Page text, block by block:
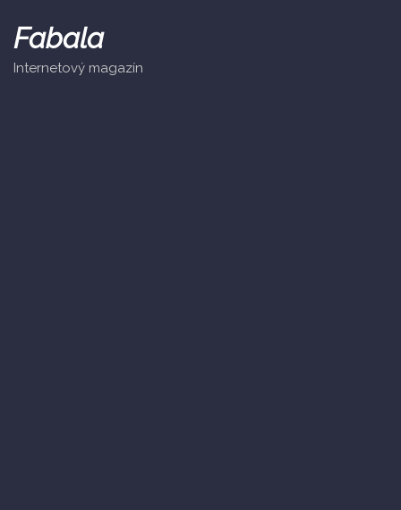
content
Fabala
Internetový magazín